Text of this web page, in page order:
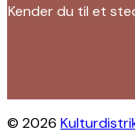
Kender du til et
© 2026